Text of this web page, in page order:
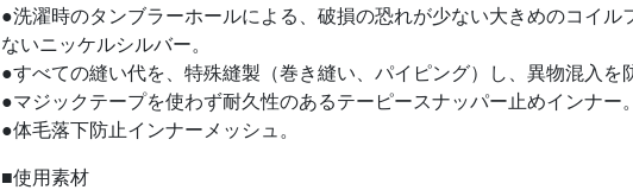
●洗濯時のタンブラーホールによる、破損の恐れが少ない大きめのコイル
ないニッケルシルバー。
●すべての縫い代を、特殊縫製（巻き縫い、パイピング）し、異物混入を
●マジックテープを使わず耐久性のあるテーピースナッパー止めインナー。
●体毛落下防止インナーメッシュ。
■使用素材